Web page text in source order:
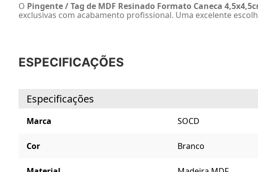
O Pingente / Tag de MDF Resinado Formato Caneca
exclusivas com acabamento profissional. Uma excelente
ESPECIFICAÇÕES
Especificações
Marca SOCD
Cor Branco